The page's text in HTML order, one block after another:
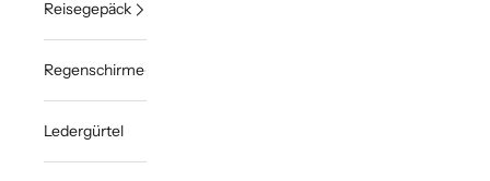
Reisegepäck
Regenschirme
Ledergürtel